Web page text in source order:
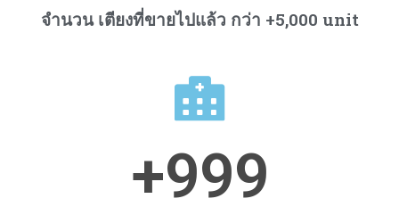
จำนวน เตียงที่ขายไปแล้ว กว่า +5,000 unit
+999